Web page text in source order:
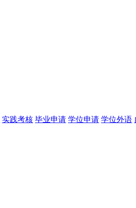
实践考核 毕业申请 学位申请 学位外语